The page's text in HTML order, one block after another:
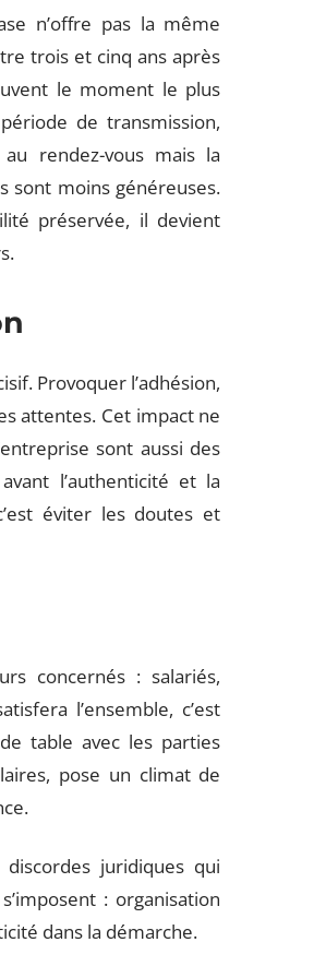
n’offre pas la même
trois et cinq ans après
le moment le plus
de transmission,
rendez-vous mais la
sont moins généreuses.
préservée, il devient
Provoquer l’adhésion,
attentes. Cet impact ne
sont aussi des
l’authenticité et la
éviter les doutes et
concernés : salariés,
l’ensemble, c’est
table avec les parties
pose un climat de
juridiques qui
: organisation
dans la démarche.